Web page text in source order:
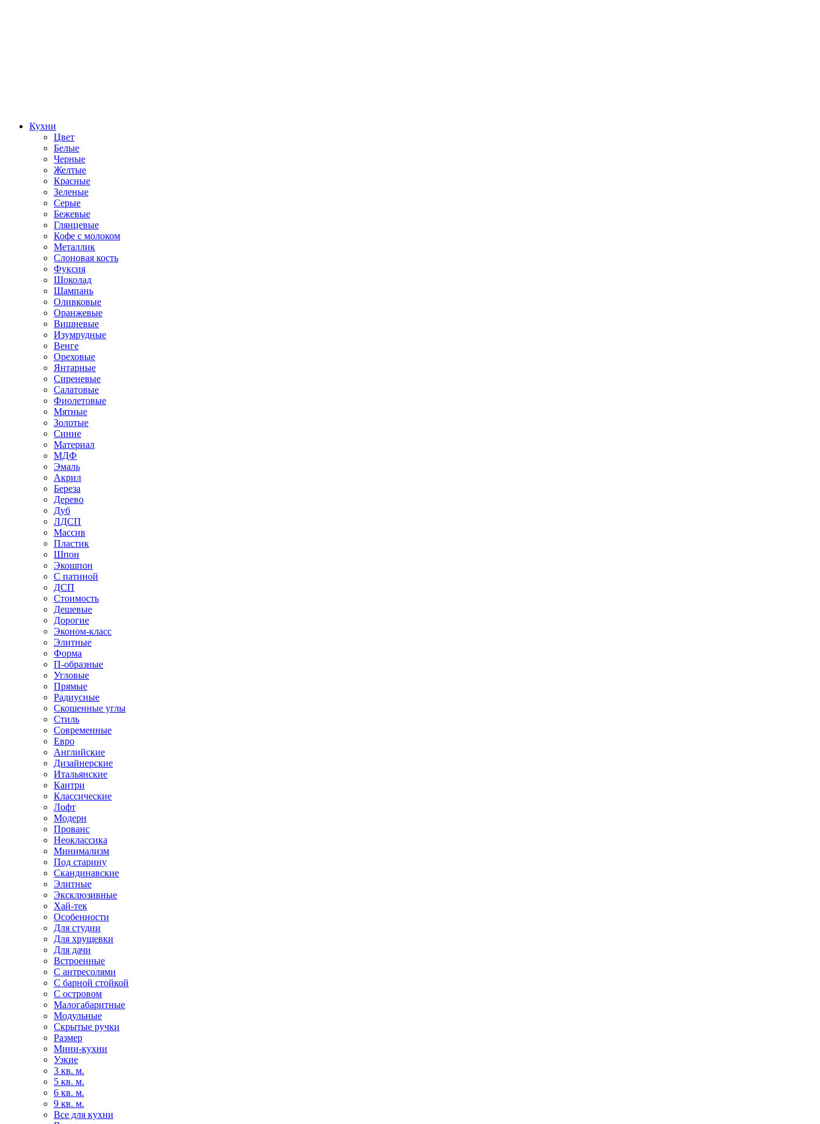
Кухни
Цвет
Белые
Черные
Желтые
Красные
Зеленые
Серые
Бежевые
Глянцевые
Кофе с молоком
Металлик
Слоновая кость
Фуксия
Шоколад
Шампань
Оливковые
Оранжевые
Вишневые
Изумрудные
Венге
Ореховые
Янтарные
Сиреневые
Салатовые
Фиолетовые
Мятные
Золотые
Синие
Материал
МДФ
Эмаль
Акрил
Береза
Дерево
Дуб
ЛДСП
Массив
Пластик
Шпон
Экошпон
С патиной
ДСП
Стоимость
Дешевые
Дорогие
Эконом-класс
Элитные
Форма
П-образные
Угловые
Прямые
Радиусные
Скошенные углы
Стиль
Современные
Евро
Английские
Дизайнерские
Итальянские
Кантри
Классические
Лофт
Модерн
Прованс
Неоклассика
Минимализм
Под старину
Скандинавские
Элитные
Эксклюзивные
Хай-тек
Особенности
Для студии
Для хрущевки
Для дачи
Встроенные
С антресолями
С барной стойкой
С островом
Малогабаритные
Модульные
Скрытые ручки
Размер
Мини-кухни
Узкие
3 кв. м.
5 кв. м.
6 кв. м.
9 кв. м.
Все для кухни